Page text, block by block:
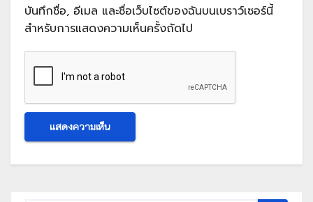
บันทึกชื่อ, อีเมล และชื่อเว็บไซต์ของฉันบนเบราว์เซอร์นี้
สำหรับการแสดงความเห็นครั้งถัดไป